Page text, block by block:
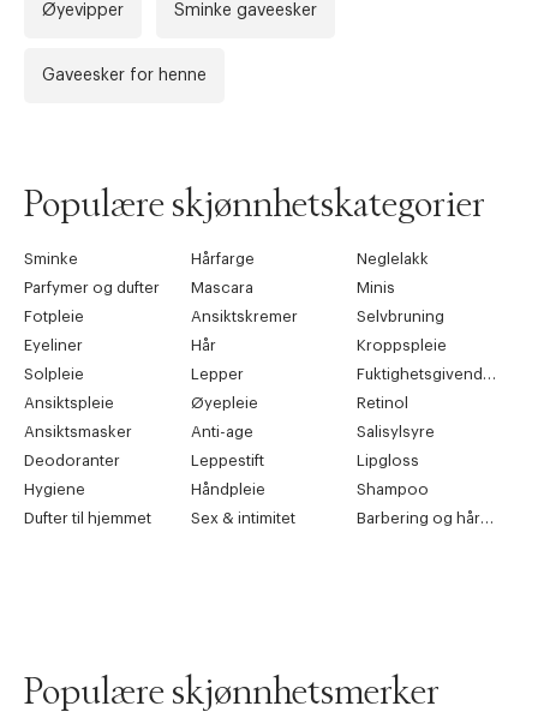
Øyevipper Sminke gaveesker
Gaveesker for henne
Populære skjønnhetskategorier
Sminke Hårfarge
Neglelakk
Parfymer og dufter
Mascara
Minis
Fotpleie
Ansiktskremer
Selvbruning
Eyeliner
Hår
Kroppspleie
Solpleie
Lepper
Ansiktspleie
Øyepleie
Retinol
Ansiktsmasker
Anti-age
Salisylsyre
Deodoranter
Leppestift
Lipgloss
Hygiene
Håndpleie
Shampoo
Dufter til hjemmet
Sex & intimitet
Populære skjønnhetsmerker